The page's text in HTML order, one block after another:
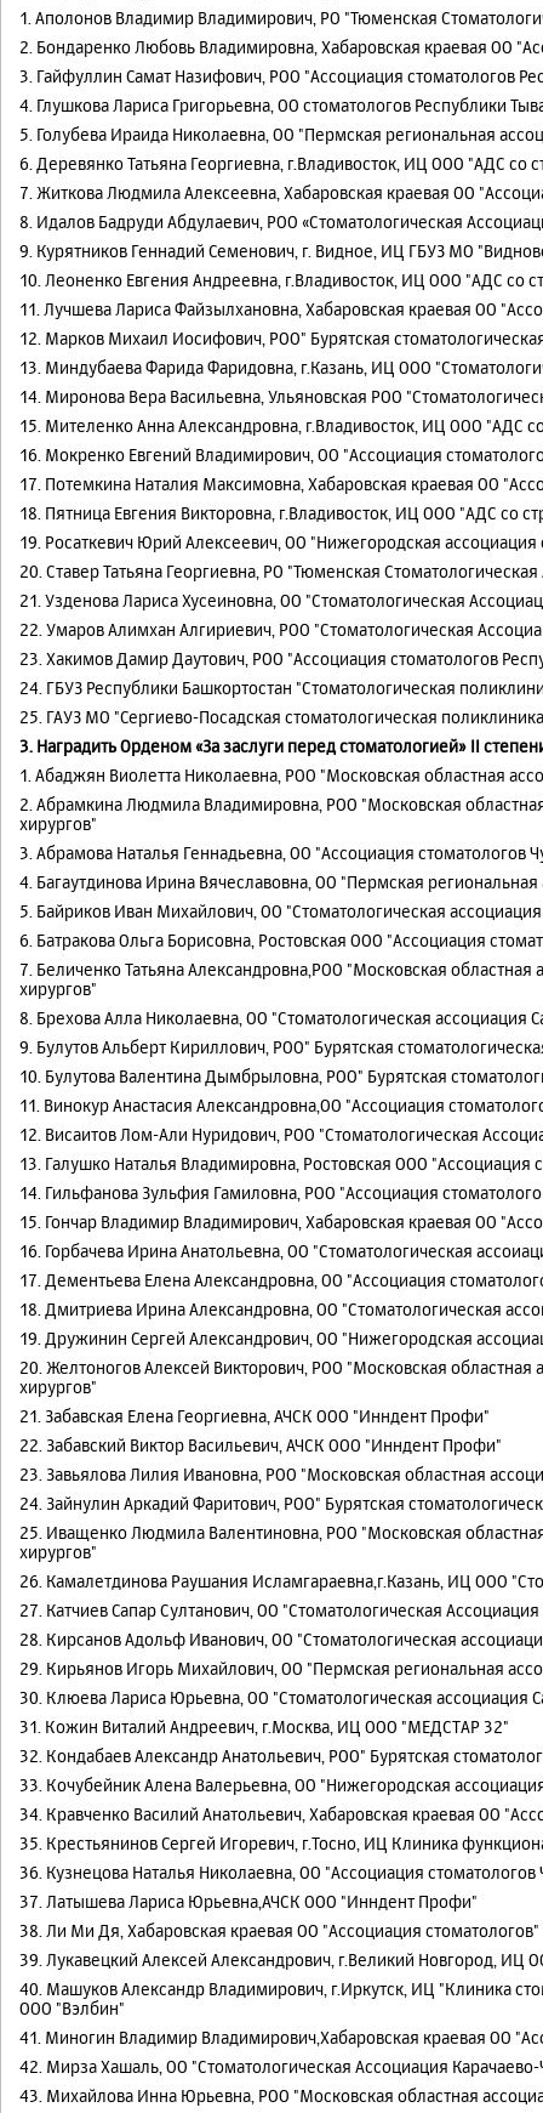
1. Аполонов Владимир Владимирович, РО "Тюменская
2. Бондаренко Любовь Владимировна, Хабаровская краевая ОО
3. Гайфуллин Самат Назифович, РОО "Ассоциация стоматологов
4. Глушкова Лариса Григорьевна, ОО стоматологов Республики
5. Голубева Ираида Николаевна, ОО "Пермская региональная
6. Деревянко Татьяна Георгиевна, г.Владивосток, ИЦ ООО "АДС со
7. Житкова Людмила Алексеевна, Хабаровская краевая ОО
8. Идалов Бадруди Абдулаевич, РОО «Стоматологическая
9. Курятников Геннадий Семенович, г. Видное, ИЦ ГБУЗ МО
10. Леоненко Евгения Андреевна, г.Владивосток, ИЦ ООО "АДС со
11. Лучшева Лариса Файзылхановна, Хабаровская краевая ОО
12. Марков Михаил Иосифович, РОО" Бурятская
13. Миндубаева Фарида Фаридовна, г.Казань, ИЦ ООО
14. Миронова Вера Васильевна, Ульяновская РОО
15. Мителенко Анна Александровна, г.Владивосток, ИЦ ООО "АДС
16. Мокренко Евгений Владимирович, ОО "Ассоциация
17. Потемкина Наталия Максимовна, Хабаровская краевая ОО
18. Пятница Евгения Викторовна, г.Владивосток, ИЦ ООО "АДС со
19. Росаткевич Юрий Алексеевич, ОО "Нижегородская ассоциация
20. Ставер Татьяна Георгиевна, РО "Тюменская
21. Узденова Лариса Хусеиновна, ОО "Стоматологическая
22. Умаров Алимхан Алгириевич, РОО "Стоматологическая
23. Хакимов Дамир Даутович, РОО "Ассоциация стоматологов
24. ГБУЗ Республики Башкортостан "Стоматологическая
25. ГАУЗ МО "Сергиево-Посадская стоматологическая
3. Наградить Орденом «За заслуги перед стоматологией» II
1. Абаджян Виолетта Николаевна, РОО "Московская областная
2. Абрамкина Людмила Владимировна, РОО "Московская
хирургов"
3. Абрамова Наталья Геннадьевна, ОО "Ассоциация стоматологов
4. Багаутдинова Ирина Вячеславовна, ОО "Пермская
5. Байриков Иван Михайлович, ОО "Стоматологическая
6. Батракова Ольга Борисовна, Ростовская ООО "Ассоциация
7. Беличенко Татьяна Александровна,РОО "Московская
хирургов"
8. Брехова Алла Николаевна, ОО "Стоматологическая ассоциация
9. Булутов Альберт Кириллович, РОО" Бурятская
10. Булутова Валентина Дымбрыловна, РОО" Бурятская
11. Винокур Анастасия Александровна,ОО "Ассоциация
12. Висаитов Лом-Али Нуридович, РОО "Стоматологическая
13. Галушко Наталья Владимировна, Ростовская ООО "Ассоциация
14. Гильфанова Зульфия Гамиловна, РОО "Ассоциация
15. Гончар Владимир Владимирович, Хабаровская краевая ОО
16. Горбачева Ирина Анатольевна, ОО "Стоматологическая
17. Дементьева Елена Александровна, ОО "Ассоциация
18. Дмитриева Ирина Александровна, ОО "Стоматологическая
19. Дружинин Сергей Александрович, ОО "Нижегородская
20. Желтоногов Алексей Викторович, РОО "Московская
хирургов"
21. Забавская Елена Георгиевна, АЧСК ООО "Инндент Профи"
22. Забавский Виктор Васильевич, АЧСК ООО "Инндент Профи"
23. Завьялова Лилия Ивановна, РОО "Московская областная
24. Зайнулин Аркадий Фаритович, РОО" Бурятская
25. Иващенко Людмила Валентиновна, РОО "Московская
хирургов"
26. Камалетдинова Раушания Исламгараевна,г.Казань, ИЦ ООО
27. Катчиев Сапар Султанович, ОО "Стоматологическая
28. Кирсанов Адольф Иванович, ОО "Стоматологическая
29. Кирьянов Игорь Михайлович, ОО "Пермская региональная
30. Клюева Лариса Юрьевна, ОО "Стоматологическая ассоциация
31. Кожин Виталий Андреевич, г.Москва, ИЦ ООО "МЕДСТАР 32"
32. Кондабаев Александр Анатольевич, РОО" Бурятская
33. Кочубейник Алена Валерьевна, ОО "Нижегородская
34. Кравченко Василий Анатольевич, Хабаровская краевая ОО
35. Крестьянинов Сергей Игоревич, г.Тосно, ИЦ Клиника
36. Кузнецова Наталья Николаевна, ОО "Ассоциация
37. Латышева Лариса Юрьевна,АЧСК ООО "Инндент Профи"
38. Ли Ми Дя, Хабаровская краевая ОО "Ассоциация стоматологов"
39. Лукавецкий Алексей Александрович, г.Великий Новгород,
40. Машуков Александр Владимирович, г.Иркутск, ИЦ "Клиника
ООО "Вэлбин"
41. Миногин Владимир Владимирович,Хабаровская краевая ОО
42. Мирза Хашаль, ОО "Стоматологическая Ассоциация
43. Михайлова Инна Юрьевна, РОО "Московская областная